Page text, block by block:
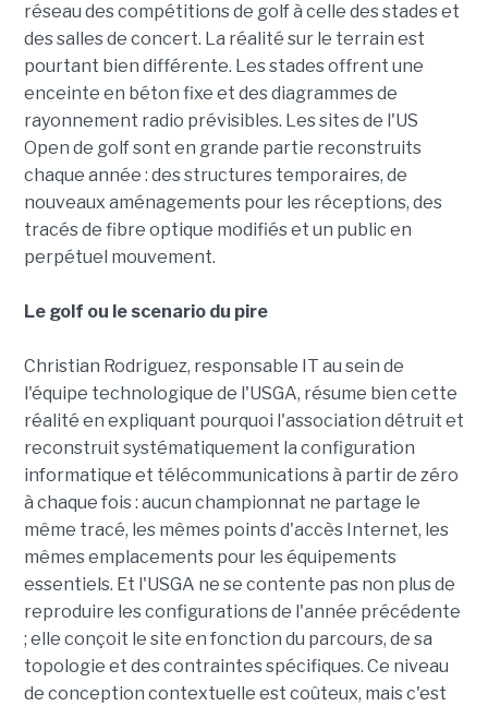
réseau des compétitions de golf à celle des stades et
des salles de concert. La réalité sur le terrain est
pourtant bien différente. Les stades offrent une
enceinte en béton fixe et des diagrammes de
rayonnement radio prévisibles. Les sites de l'US
Open de golf sont en grande partie reconstruits
chaque année : des structures temporaires, de
nouveaux aménagements pour les réceptions, des
tracés de fibre optique modifiés et un public en
perpétuel mouvement.
Le golf ou le scenario du pire
Christian Rodriguez, responsable IT au sein de
l'équipe technologique de l'USGA, résume bien cette
réalité en expliquant pourquoi l'association détruit et
reconstruit systématiquement la configuration
informatique et télécommunications à partir de zéro
à chaque fois : aucun championnat ne partage le
même tracé, les mêmes points d'accès Internet, les
mêmes emplacements pour les équipements
essentiels. Et l'USGA ne se contente pas non plus de
reproduire les configurations de l'année précédente
; elle conçoit le site en fonction du parcours, de sa
topologie et des contraintes spécifiques. Ce niveau
de conception contextuelle est coûteux, mais c'est